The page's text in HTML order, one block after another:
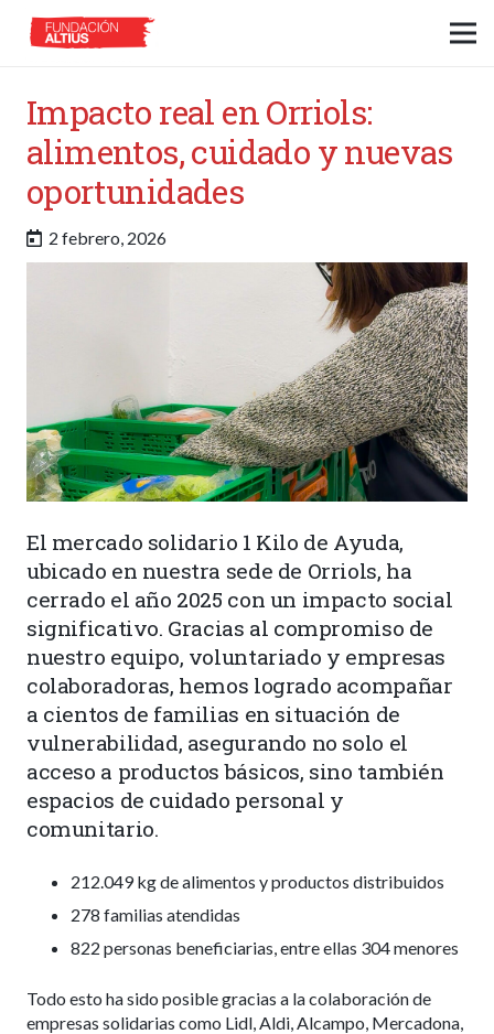
Impacto real en Orriols:
alimentos, cuidado y nuevas
oportunidades
2 febrero, 2026
El mercado solidario 1 Kilo de Ayuda,
ubicado en nuestra sede de Orriols, ha
cerrado el año 2025 con un impacto social
significativo. Gracias al compromiso de
nuestro equipo, voluntariado y empresas
colaboradoras, hemos logrado acompañar
a cientos de familias en situación de
vulnerabilidad, asegurando no solo el
acceso a productos básicos, sino también
espacios de cuidado personal y
comunitario.
212.049 kg de alimentos y productos distribuidos
278 familias atendidas
822 personas beneficiarias, entre ellas 304 menores
Todo esto ha sido posible gracias a la colaboración de
empresas solidarias como Lidl, Aldi, Alcampo, Mercadona,